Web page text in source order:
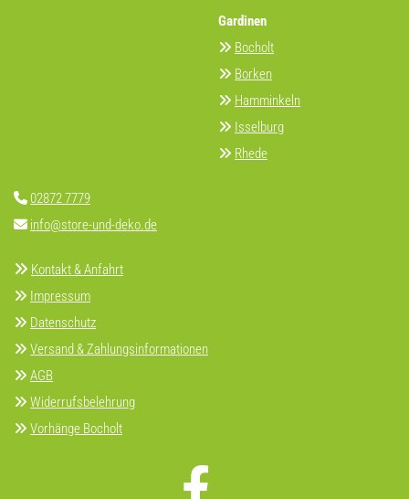
Gardinen
 Bocholt
 Borken
 Hamminkeln
 Isselburg
 Rhede
 02872 7779
 info@store-und-deko.de
 Kontakt & Anfahrt
 Impressum
 Datenschutz
 Versand & Zahlungsinformationen
 AGB
 Widerrufsbelehrung
 Vorhänge Bocholt